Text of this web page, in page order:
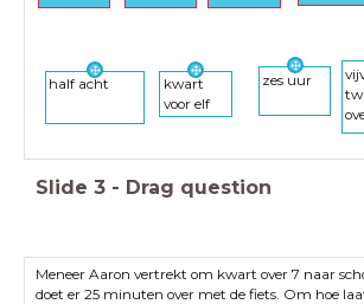
half acht
kwart
voor elf
zes uur
Slide 3 - Drag question
Meneer Aaron vertrekt om kwart over 7 naar
doet er 25 minuten over met de fiets. Om hoe